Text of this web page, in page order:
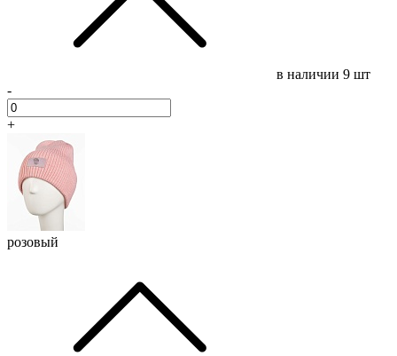
в наличии 9 шт
-
+
розовый